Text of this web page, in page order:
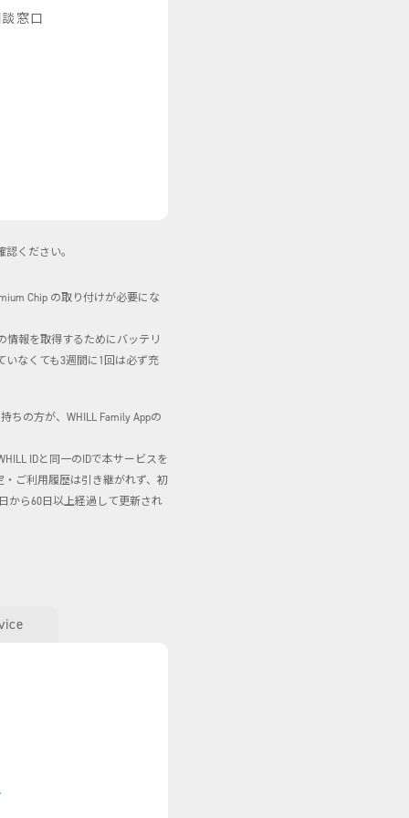
窓口
認ください。
Chip の取り付けが必要にな
情報を取得するためにバッテリ
なくても3週間に1回は必ず充
ちの方が、WHILL Family Appの
IDと同一のIDで本サービスを
・ご利用履歴は引き継がれず、初
から60日以上経過して更新され